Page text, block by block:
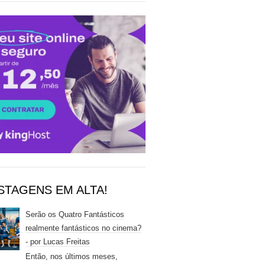
EM ALTA!
Serão os Quatro Fantásticos
realmente fantásticos no cinema?
- por Lucas Freitas
Então, nos últimos meses,